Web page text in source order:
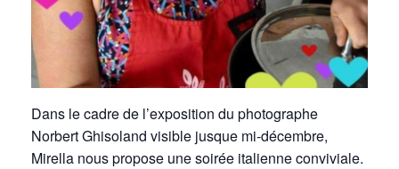
Dans le cadre de l’exposition du photographe
Norbert Ghisoland visible jusque mi-décembre,
Mirella nous propose une soirée italienne conviviale.